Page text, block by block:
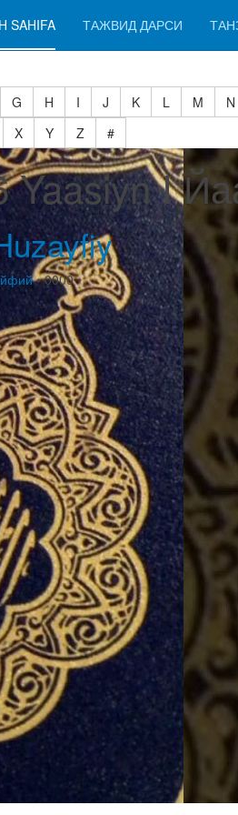
SAHIFA ТАЖВИД ДАРСИ
G H I J K L M N
X Y Z
#
Yaasiyn I
• 0000